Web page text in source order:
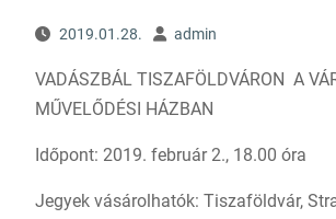
2019.01.28. admin
VADÁSZBÁL TISZAFÖLDVÁRON A
MŰVELŐDÉSI HÁZBAN
Időpont: 2019. február 2., 18.00 óra
Jegyek vásárolhatók: Tiszaföldvár,